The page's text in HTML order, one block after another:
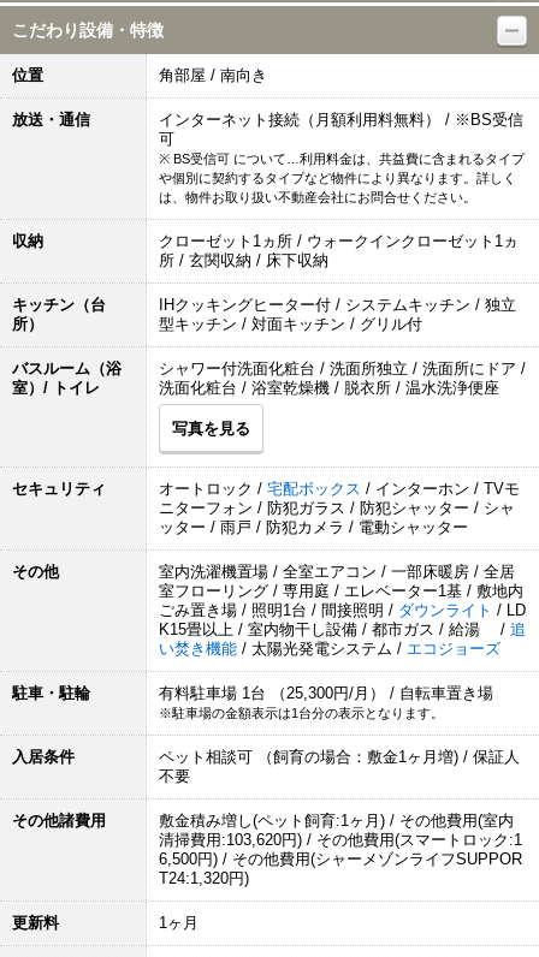
こだわり設備・特徴
位置 角部屋 / 南向き
放送・通信
インターネット接続（月額利用料無料） / ※BS受信
可
※ BS受信可 について…利用料金は、共益費に含まれるタイプ
や個別に契約するタイプなど物件により異なります。詳しく
は、物件お取り扱い不動産会社にお問合せください。
収納
クローゼット1ヵ所 / ウォークインクローゼット1ヵ
所 / 玄関収納 / 床下収納
キッチン（台
所）
IHクッキングヒーター付 / システムキッチン / 独立
型キッチン / 対面キッチン / グリル付
バスルーム（浴
室）/ トイレ
シャワー付洗面化粧台 / 洗面所独立 / 洗面所にドア /
洗面化粧台 / 浴室乾燥機 / 脱衣所 / 温水洗浄便座
写真を見る
セキュリティ オートロック / 宅配ボックス / インターホン / TVモ
ニターフォン / 防犯ガラス / 防犯シャッター / シャ
ッター / 雨戸 / 防犯カメラ / 電動シャッター
その他
室内洗濯機置場 / 全室エアコン / 一部床暖房 / 全居
室フローリング / 専用庭 / エレベーター1基 / 敷地内
ごみ置き場 / 照明1台 / 間接照明 / ダウンライト / LD
K15畳以上 / 室内物干し設備 / 都市ガス / 給湯 / 追
い焚き機能 / 太陽光発電システム / エコジョーズ
駐車・駐輪 有料駐車場 1台 （25,300円/月） / 自転車置き場
※駐車場の金額表示は1台分の表示となります。
入居条件
ペット相談可 （飼育の場合：敷金1ヶ月増) / 保証人
不要
その他諸費用
敷金積み増し(ペット飼育:1ヶ月) / その他費用(室内
清掃費用:103,620円) / その他費用(スマートロック:1
6,500円) / その他費用(シャーメゾンライフSUPPOR
T24:1,320円)
更新料 1ヶ月